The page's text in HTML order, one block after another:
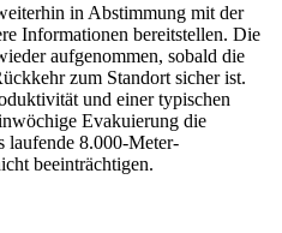
in Abstimmung mit der
Informationen bereitstellen. Die
aufgenommen, sobald die
zum Standort sicher ist.
und einer typischen
Evakuierung die
laufende 8.000-Meter-
beeinträchtigen.